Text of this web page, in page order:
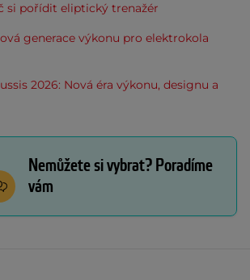
si pořídit eliptický trenažér
generace výkonu pro elektrokola
2026: Nová éra výkonu, designu a
Nemůžete si vybrat? Poradíme
vám